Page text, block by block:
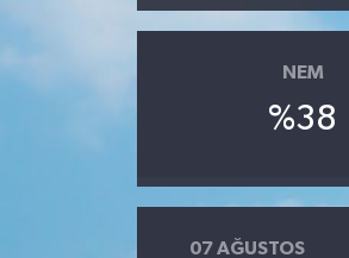
NEM
%38
07 AĞUSTOS